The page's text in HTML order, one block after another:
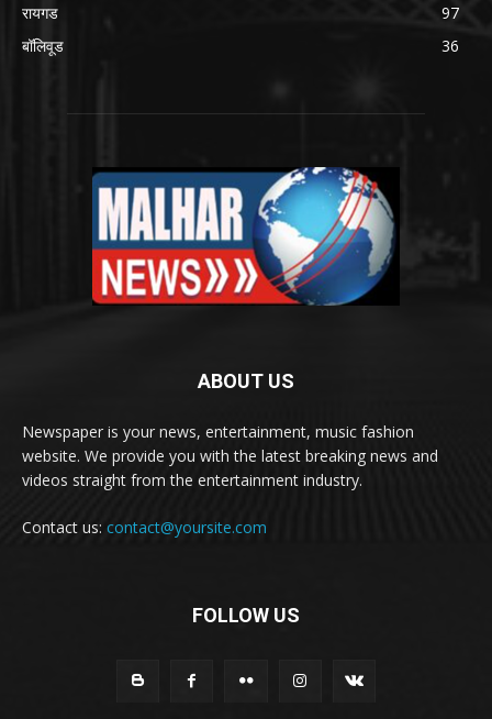
रायगड
97
बॉलिवूड
36
ABOUT US
Newspaper is your news, entertainment, music fashion
website. We provide you with the latest breaking news and
videos straight from the entertainment industry.
Contact us: contact@yoursite.com
FOLLOW US